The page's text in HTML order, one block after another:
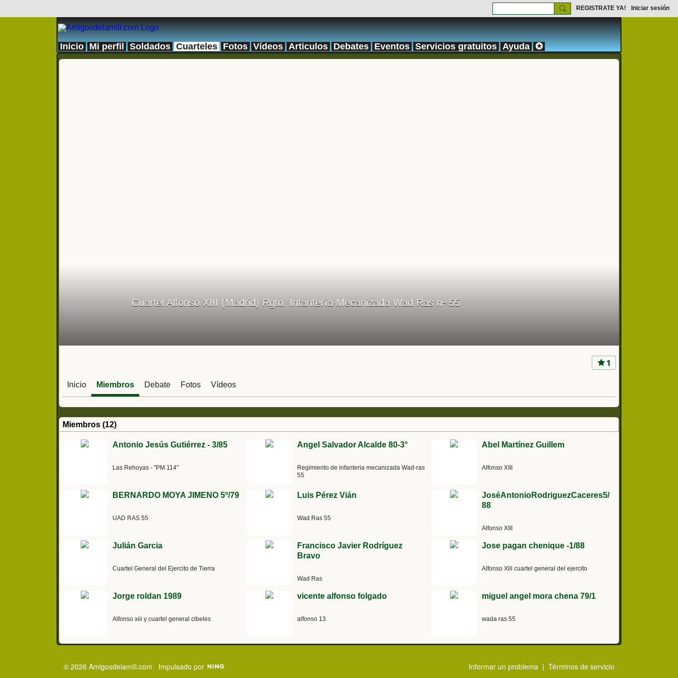
REGISTRATE YA! Iniciar sesión
Inicio Mi perfil Soldados Cuarteles Fotos Vídeos Articulos Debates Eventos Servicios gratuitos Ayuda ✪
Cuartel Alfonso XIII (Madrid) Rgto. Infantería Mecanizada Wad Ras nº 55
1
Inicio Miembros Debate Fotos Vídeos
Miembros (12)
Antonio Jesús Gutiérrez - 3/85
Las Rehoyas - "PM 114"
Angel Salvador Alcalde 80-3°
Regimiento de infanteria mecanizada Wad-ras
55
Abel Martínez Guillem
Alfonso XIII
BERNARDO MOYA JIMENO 5º/79
UAD RAS 55
Luis Pérez Vián
Wad Ras 55
JoséAntonioRodriguezCaceres5/
88
Alfonso XIII
Julián Garcia
Cuartel General del Ejercito de Tierra
Francisco Javier Rodríguez
Bravo
Wad Ras
Jose pagan chenique -1/88
Alfonso Xlll cuartel general del ejercito
Jorge roldan 1989
Alfonso xiii y cuartel general cibeles
vicente alfonso folgado
alfonso 13
miguel angel mora chena 79/1
wada ras 55
Informar un problema | Términos de servicio
© 2026 Amigosdelamili.com Impulsado por